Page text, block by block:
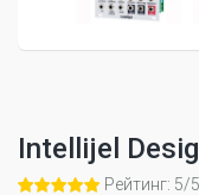
Intellijel
Рейтинг: 5/5